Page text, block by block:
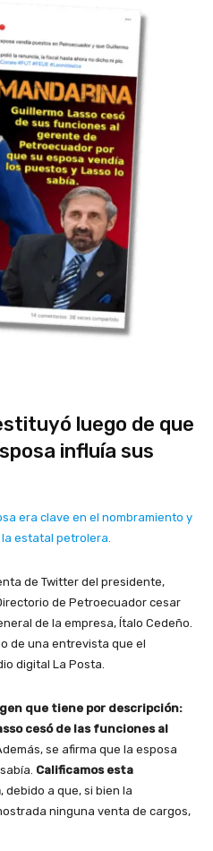
luego de que
influía sus
era clave en el nombramiento y
estatal petrolera.
de Twitter del presidente,
de Petroecuador cesar
de la empresa, Ítalo Cedeño.
de una entrevista que el
digital La Posta.
que tiene por descripción:
cesó de las funciones al
se afirma que la esposa
Calificamos esta
, debido a que, si bien la
ninguna venta de cargos,